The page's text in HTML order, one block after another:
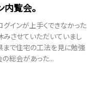
内覧会。
インが上手くできなかった
みさせていただいていまし
まで住宅の工法を見に勉強
の総会があった...